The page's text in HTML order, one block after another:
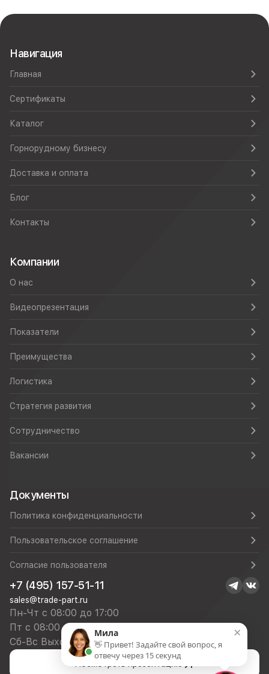
Навигация
Главная
Сертификаты
Каталог
Горнорудному бизнесу
Доставка и оплата
Блог
Контакты
Компании
О нас
Видеопрезентация
Показатели
Преимущества
Логистика
Стратегия развития
Сотрудничество
Вакансии
Документы
Политика конфиденциальности
Пользовательское соглашение
Согласие пользователя
+7 (495) 157-51-11
sales@trade-part.ru
Пн-Чт с 08:00 до 17:00
Пт с 08:00 до 16:00
Сб-Вс Выходной
×
Мила
👋 Привет! Задайте свой вопрос, я
отвечу через 15 секунд